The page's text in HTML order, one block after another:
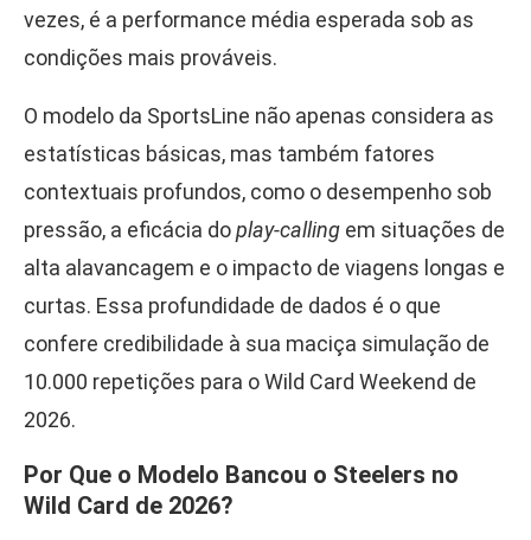
vezes, é a performance média esperada sob as
condições mais prováveis.
O modelo da SportsLine não apenas considera as
estatísticas básicas, mas também fatores
contextuais profundos, como o desempenho sob
pressão, a eficácia doplay-calling em situações de
alta alavancagem e o impacto de viagens longas e
curtas. Essa profundidade de dados é o que
confere credibilidade à sua maciça simulação de
10.000 repetições para o Wild Card Weekend de
2026.
Por Que o Modelo Bancou o Steelers no
Wild Card de 2026?